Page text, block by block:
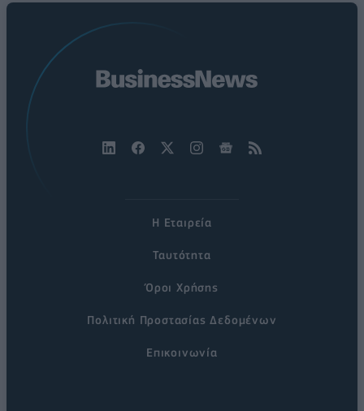
Η Εταιρεία
Ταυτότητα
Όροι Χρήσης
Πολιτική Προστασίας Δεδομένων
Επικοινωνία